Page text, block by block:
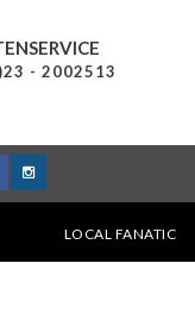
- 2002513
LOCAL FANATIC